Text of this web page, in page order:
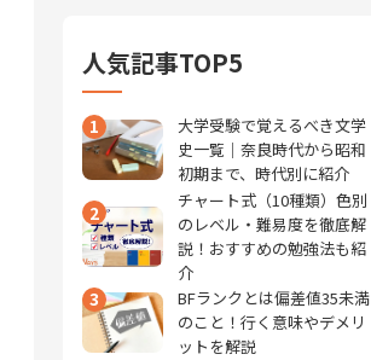
人気記事TOP5
1
大学受験で覚えるべき文学
史一覧｜奈良時代から昭和
初期まで、時代別に紹介
2
チャート式（10種類）色別
のレベル・難易度を徹底解
説！おすすめの勉強法も紹
介
3
BFランクとは偏差値35未満
のこと！行く意味やデメリ
ットを解説